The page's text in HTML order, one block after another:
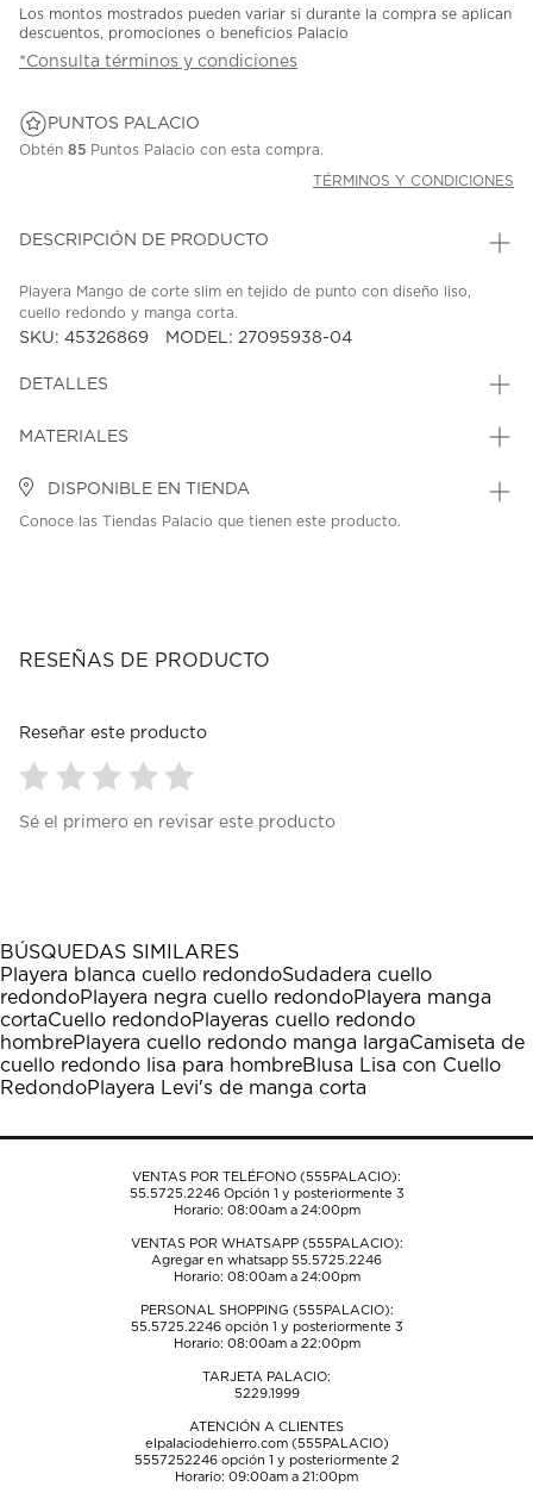
Los montos mostrados pueden variar si durante la compra se aplican
descuentos, promociones o beneficios Palacio
*Consulta términos y condiciones
PUNTOS PALACIO
Obtén 85 Puntos Palacio con esta compra.
TÉRMINOS Y CONDICIONES
DESCRIPCIÓN DE PRODUCTO
Playera Mango de corte slim en tejido de punto con diseño liso,
cuello redondo y manga corta.
SKU: 45326869 MODEL: 27095938-04
DETALLES
MATERIALES
DISPONIBLE EN TIENDA
Conoce las Tiendas Palacio que tienen este producto.
RESEÑAS DE PRODUCTO
Reseñar este producto
para
1
estrella
Esta
acción
abrirá
el
formulario
de
para
estrellas.
Esta
acción
abrirá
el
formulario
de
para
estrellas.
Esta
acción
abrirá
el
formulario
de
para
estrellas.
Esta
acción
abrirá
el
formulario
de
para
estrellas.
Esta
acción
abrirá
el
formulario
de
Sé el primero en revisar este producto
BÚSQUEDAS SIMILARES
Playera blanca cuello redondoSudadera cuello
redondoPlayera negra cuello redondoPlayera manga
cortaCuello redondoPlayeras cuello redondo
hombrePlayera cuello redondo manga largaCamiseta de
cuello redondo lisa para hombreBlusa Lisa con Cuello
RedondoPlayera Levi's de manga corta
VENTAS POR TELÉFONO (555PALACIO):
55.5725.2246Opción 1 y posteriormente 3
Horario: 08:00am a 24:00pm
VENTAS POR WHATSAPP (555PALACIO):
Agregar en whatsapp 55.5725.2246
Horario: 08:00am a 24:00pm
PERSONAL SHOPPING (555PALACIO):
55.5725.2246opción 1 y posteriormente 3
Horario: 08:00am a 22:00pm
TARJETA PALACIO:
5229.1999
ATENCIÓN A CLIENTES
elpalaciodehierro.com (555PALACIO)
5557252246opción 1 y posteriormente 2
Horario: 09:00am a 21:00pm